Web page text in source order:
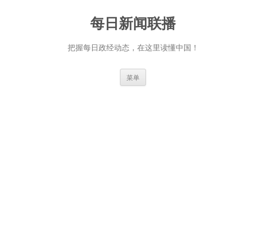
每日新闻联播
把握每日政经动态，在这里读懂中国！
菜单